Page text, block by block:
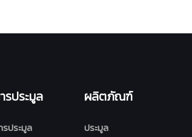
รประมูล
รประมูล
ผลิตภัณฑ์
ประมูล